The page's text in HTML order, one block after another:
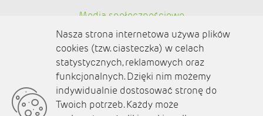
Media społecznościowe
O nas
Kontakt
Nasza strona internetowa używa plików
cookies (tzw. ciasteczka) w celach
statystycznych, reklamowych oraz
funkcjonalnych. Dzięki nim możemy
indywidualnie dostosować stronę do
Twoich potrzeb. Każdy może